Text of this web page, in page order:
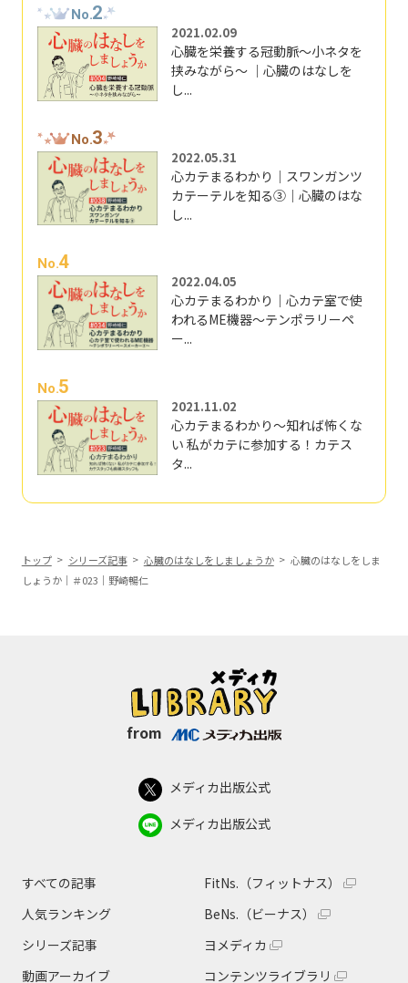
No.2
2021.02.09
心臓を栄養する冠動脈～小ネタを
挟みながら～ ｜心臓のはなしを
し...
No.3
2022.05.31
心カテまるわかり｜スワンガンツ
カテーテルを知る③｜心臓のはな
し...
No.4
2022.04.05
心カテまるわかり｜心カテ室で使
われるME機器～テンポラリーペ
ー...
No.5
2021.11.02
心カテまるわかり～知れば怖くな
い 私がカテに参加する！カテス
タ...
トップ シリーズ記事 心臓のはなしをしましょうか
心臓のはなしをしま
しょうか｜＃023｜野崎暢仁
from
メディカ出版公式
メディカ出版公式
すべての記事
人気ランキング
シリーズ記事
動画アーカイブ
FitNs.（フィットナス）
BeNs.（ビーナス）
ヨメディカ
コンテンツライブラリ